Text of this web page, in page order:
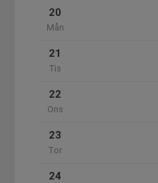
20
Mån
21
Tis
22
Ons
23
Tor
24